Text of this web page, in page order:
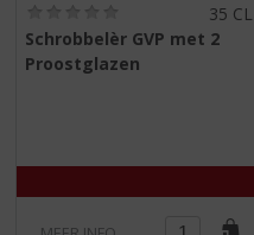
,
35 CL
Schrobbelèr GVP met 2
Proostglazen